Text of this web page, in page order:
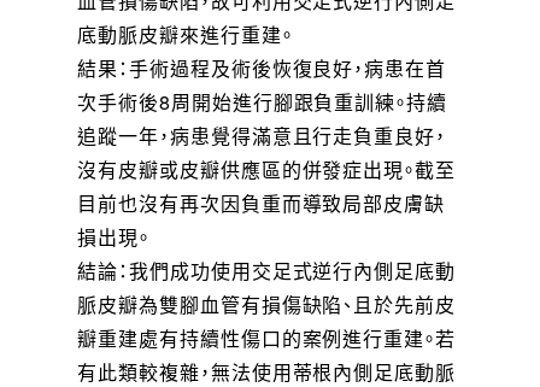
底動脈皮瓣來進行重建。
結果：手術過程及術後恢復良好，病患在首
次手術後8周開始進行腳跟負重訓練。持續
追蹤一年，病患覺得滿意且行走負重良好，
沒有皮瓣或皮瓣供應區的併發症出現。截至
目前也沒有再次因負重而導致局部皮膚缺
損出現。
結論：我們成功使用交足式逆行內側足底動
脈皮瓣為雙腳血管有損傷缺陷、且於先前皮
瓣重建處有持續性傷口的案例進行重建。若
有此類較複雜，無法使用蒂根內側足底動脈